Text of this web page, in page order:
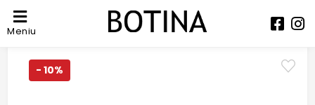
Meniu
- 10%